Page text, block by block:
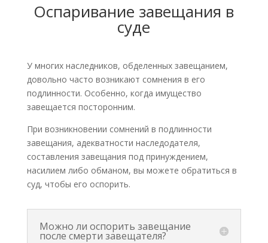
Оспаривание завещания в
суде
У многих наследников, обделенных завещанием,
довольно часто возникают сомнения в его
подлинности. Особенно, когда имущество
завещается посторонним.
При возникновении сомнений в подлинности
завещания, адекватности наследодателя,
составления завещания под принуждением,
насилием либо обманом, вы можете обратиться в
суд, чтобы его оспорить.
Можно ли оспорить завещание
после смерти завещателя?